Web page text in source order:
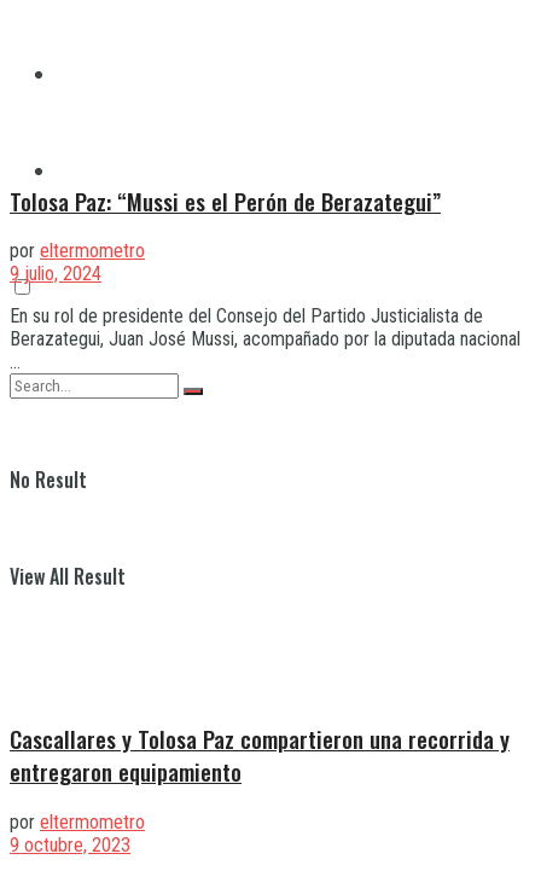
No Result
View All Result
Tolosa Paz: “Mussi es el Perón de Berazategui”
por eltermometro
9 julio, 2024
En su rol de presidente del Consejo del Partido Justicialista de
Berazategui, Juan José Mussi, acompañado por la diputada nacional
...
Cascallares y Tolosa Paz compartieron una recorrida y
entregaron equipamiento
por eltermometro
9 octubre, 2023